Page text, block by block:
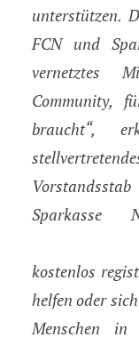
unterstützen.
FCN und
vernetztes
Community,
braucht“,
kostenlos
helfen oder
Menschen in